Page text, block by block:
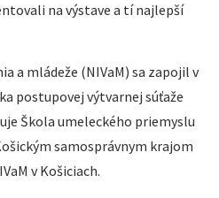
na výstave a tí najlepší
a mládeže (NIVaM) sa zapojil v
postupovej výtvarnej súťaže
Škola umeleckého priemyslu
samosprávnym krajom
v Košiciach.